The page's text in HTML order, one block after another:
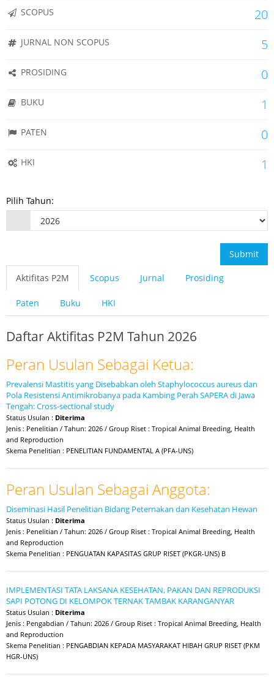
SCOPUS 20
JURNAL NON SCOPUS 5
PROSIDING 0
BUKU 1
PATEN 0
HKI 1
Pilih Tahun:
Submit
Aktifitas P2M Scopus Jurnal Prosiding
Paten Buku HKI
Daftar Aktifitas P2M Tahun 2026
Peran Usulan Sebagai Ketua:
Prevalensi Mastitis yang Disebabkan oleh Staphylococcus aureus dan
Pola Resistensi Antimikrobanya pada Kambing Perah SAPERA di Jawa
Tengah: Cross-sectional study
Status Usulan : Diterima
Jenis : Penelitian / Tahun: 2026 / Group Riset : Tropical Animal Breeding, Health
and Reproduction
Skema Penelitian : PENELITIAN FUNDAMENTAL A (PFA-UNS)
Peran Usulan Sebagai Anggota:
Diseminasi Hasil Penelitian Bidang Peternakan dan Kesehatan Hewan
Status Usulan : Diterima
Jenis : Penelitian / Tahun: 2026 / Group Riset : Tropical Animal Breeding, Health
and Reproduction
Skema Penelitian : PENGUATAN KAPASITAS GRUP RISET (PKGR-UNS) B
IMPLEMENTASI TATA LAKSANA KESEHATAN, PAKAN DAN REPRODUKSI
SAPI POTONG DI KELOMPOK TERNAK TAMBAK KARANGANYAR
Status Usulan : Diterima
Jenis : Pengabdian / Tahun: 2026 / Group Riset : Tropical Animal Breeding, Health
and Reproduction
Skema Penelitian : PENGABDIAN KEPADA MASYARAKAT HIBAH GRUP RISET (PKM
HGR-UNS)